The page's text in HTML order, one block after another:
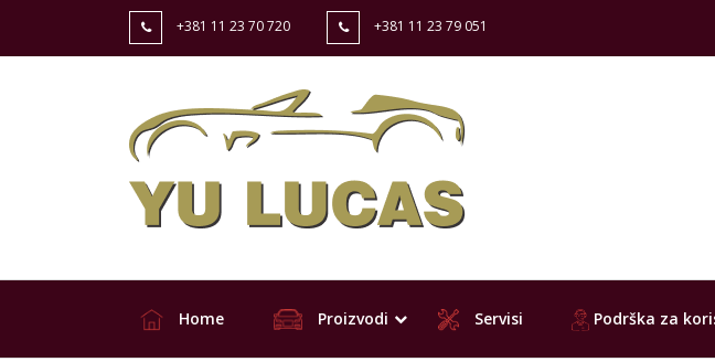
+381 11 23 70 720 +381 11 23 79 051
Home Proizvodi Servisi Podrška za